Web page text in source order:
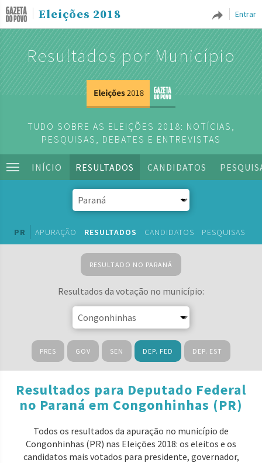
Entrar
Eleições 2018
Resultados por Município
TUDO SOBRE AS ELEIÇÕES 2018: NOTÍCIAS,
PESQUISAS, DEBATES E ENTREVISTAS
INÍCIO RESULTADOS CANDIDATOS
PR APURAÇÃO RESULTADOS CANDIDATOS PESQUISAS
RESULTADO NO PARANÁ
Resultados da votação no município:
PRES GOV SEN DEP. FED DEP. EST
Resultados para Deputado Federal
no Paraná em Congonhinhas (PR)
Todos os resultados da apuração no município de
Congonhinhas (PR) nas Eleições 2018: os eleitos e os
candidatos mais votados para presidente, governador,